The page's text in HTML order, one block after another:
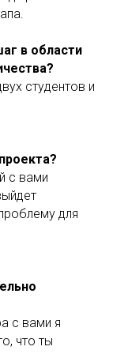
в области
студентов и
с вами
для
с вами я
что ты